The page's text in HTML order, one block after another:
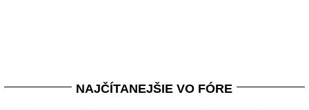
NAJČÍTANEJŠIE VO FÓRE